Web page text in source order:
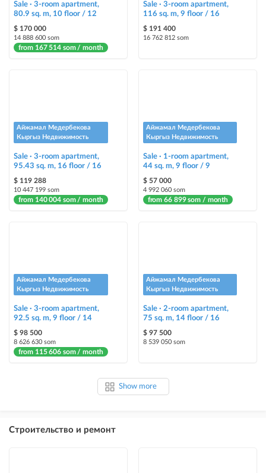
Sale · 3-room apartment,
80.9 sq. m, 10 floor / 12
$ 170 000
14 888 600 som
from 167 514 som / month
Sale · 3-room apartment,
116 sq. m, 9 floor / 16
$ 191 400
16 762 812 som
Айжамал Медербекова
Кыргыз Недвижимость
Sale · 3-room apartment,
95.43 sq. m, 16 floor / 16
$ 119 288
10 447 199 som
from 140 004 som / month
Айжамал Медербекова
Кыргыз Недвижимость
Sale · 1-room apartment,
44 sq. m, 9 floor / 9
$ 57 000
4 992 060 som
from 66 899 som / month
Айжамал Медербекова
Кыргыз Недвижимость
Sale · 3-room apartment,
92.5 sq. m, 9 floor / 14
$ 98 500
8 626 630 som
from 115 606 som / month
Айжамал Медербекова
Кыргыз Недвижимость
Sale · 2-room apartment,
75 sq. m, 14 floor / 16
$ 97 500
8 539 050 som
Show more
Строительство и ремонт